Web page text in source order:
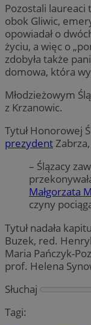
Pozostali laureaci
obok Gliwic,
opowiadał o
życiu, a więc o
zdobyła także
domowa, która
Młodzieżowym
z Krzanowic.
Tytuł Honorowej
prezydent
– Ślązacy
Małgorzata
czyny
Tytuł nadała
Buzek, red.
Maria Pańczyk-
prof. Helena
Słuchaj
Tagi: